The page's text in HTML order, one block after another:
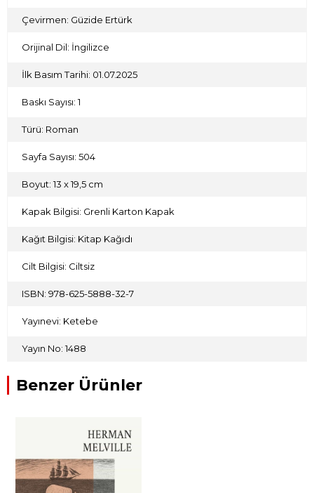
Çevirmen: Güzide Ertürk
Orijinal Dil: İngilizce
İlk Basım Tarihi: 01.07.2025
Baskı Sayısı: 1
Türü: Roman
Sayfa Sayısı: 504
Boyut: 13 x 19,5 cm
Kapak Bilgisi: Grenli Karton Kapak
Kağıt Bilgisi: Kitap Kağıdı
Cilt Bilgisi: Ciltsiz
ISBN: 978-625-5888-32-7
Yayınevi: Ketebe
Yayın No: 1488
Benzer Ürünler